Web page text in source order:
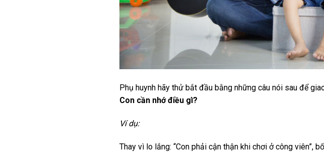
Phụ huynh hãy thử bắt đầu bằng những câu nói sau để
Con cần nhớ điều gì?
Ví dụ:
Thay vì lo lắng: “Con phải cận thận khi chơi ở công viên”,